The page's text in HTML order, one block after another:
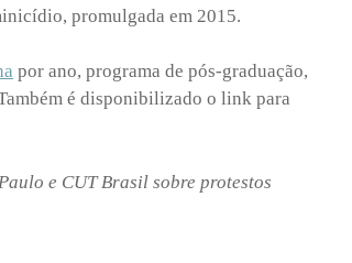
promulgada em 2015.
por ano, programa de pós-graduação,
é disponibilizado o link para
e CUT Brasil sobre protestos